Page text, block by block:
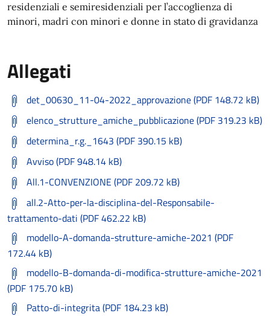
residenziali e semiresidenziali per l’accoglienza di
minori, madri con minori e donne in stato di gravidanza
Allegati
det_00630_11-04-2022_approvazione (PDF 148.72 kB)
elenco_strutture_amiche_pubblicazione (PDF 319.23 kB)
determina_r.g._1643 (PDF 390.15 kB)
Avviso (PDF 948.14 kB)
All.1-CONVENZIONE (PDF 209.72 kB)
all.2-Atto-per-la-disciplina-del-Responsabile-
trattamento-dati (PDF 462.22 kB)
modello-A-domanda-strutture-amiche-2021 (PDF
172.44 kB)
modello-B-domanda-di-modifica-strutture-amiche-2021
(PDF 175.70 kB)
Patto-di-integrita (PDF 184.23 kB)